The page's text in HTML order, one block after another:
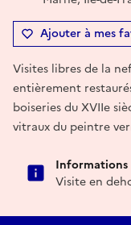
Ajouter à mes
Visites libres de la
entièrement
boiseries du XVIIe
vitraux du peintre
Informations
Visite en